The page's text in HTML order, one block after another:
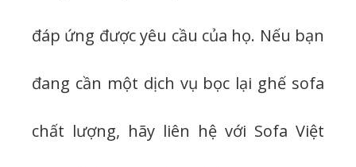
đáp ứng được yêu cầu của họ. Nếu bạn
đang cần một dịch vụ bọc lại ghế sofa
chất lượng, hãy liên hệ với Sofa Việt